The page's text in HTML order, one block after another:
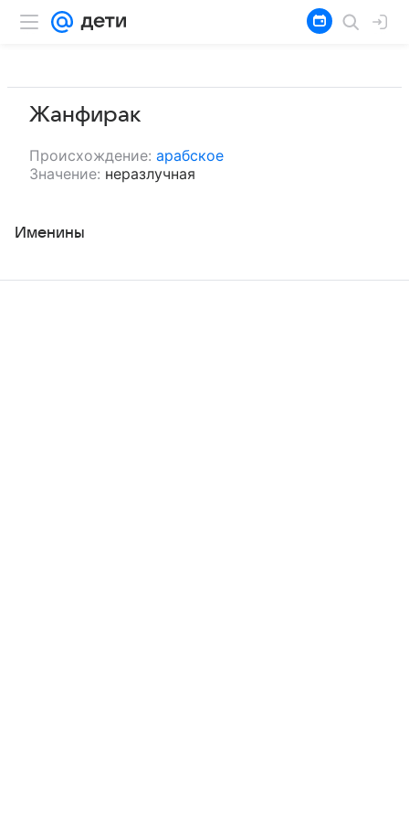
Жанфирак
Происхождение: арабское
Значение: неразлучная
Именины